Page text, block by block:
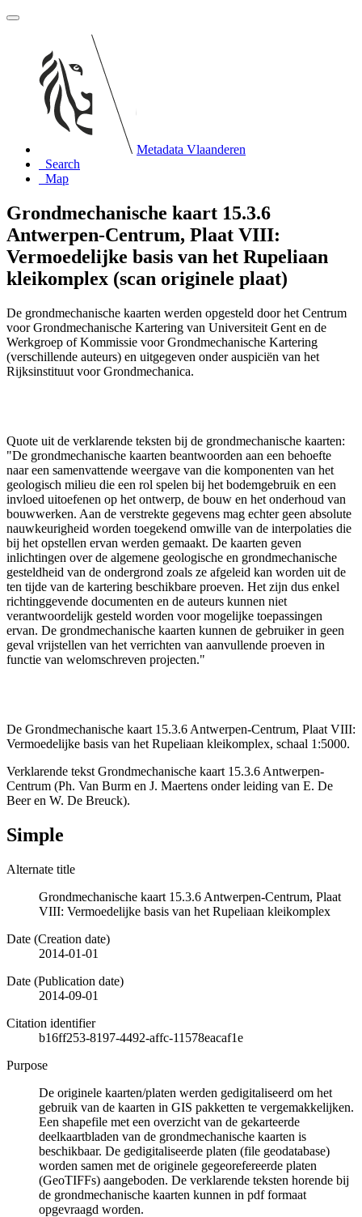
Metadata Vlaanderen
Search
Map
Grondmechanische kaart 15.3.6
Antwerpen-Centrum, Plaat VIII:
Vermoedelijke basis van het Rupeliaan
kleikomplex (scan originele plaat)
De grondmechanische kaarten werden opgesteld door het Centrum
voor Grondmechanische Kartering van Universiteit Gent en de
Werkgroep of Kommissie voor Grondmechanische Kartering
(verschillende auteurs) en uitgegeven onder auspiciën van het
Rijksinstituut voor Grondmechanica.
Quote uit de verklarende teksten bij de grondmechanische kaarten:
"De grondmechanische kaarten beantwoorden aan een behoefte
naar een samenvattende weergave van die komponenten van het
geologisch milieu die een rol spelen bij het bodemgebruik en een
invloed uitoefenen op het ontwerp, de bouw en het onderhoud van
bouwwerken. Aan de verstrekte gegevens mag echter geen absolute
nauwkeurigheid worden toegekend omwille van de interpolaties die
bij het opstellen ervan werden gemaakt. De kaarten geven
inlichtingen over de algemene geologische en grondmechanische
gesteldheid van de ondergrond zoals ze afgeleid kan worden uit de
ten tijde van de kartering beschikbare proeven. Het zijn dus enkel
richtinggevende documenten en de auteurs kunnen niet
verantwoordelijk gesteld worden voor mogelijke toepassingen
ervan. De grondmechanische kaarten kunnen de gebruiker in geen
geval vrijstellen van het verrichten van aanvullende proeven in
functie van welomschreven projecten."
De Grondmechanische kaart 15.3.6 Antwerpen-Centrum, Plaat VIII:
Vermoedelijke basis van het Rupeliaan kleikomplex, schaal 1:5000.
Verklarende tekst Grondmechanische kaart 15.3.6 Antwerpen-
Centrum (Ph. Van Burm en J. Maertens onder leiding van E. De
Beer en W. De Breuck).
Simple
Alternate title
Grondmechanische kaart 15.3.6 Antwerpen-Centrum, Plaat
VIII: Vermoedelijke basis van het Rupeliaan kleikomplex
Date (Creation date)
2014-01-01
Date (Publication date)
2014-09-01
Citation identifier
b16ff253-8197-4492-affc-11578eacaf1e
Purpose
De originele kaarten/platen werden gedigitaliseerd om het
gebruik van de kaarten in GIS pakketten te vergemakkelijken.
Een shapefile met een overzicht van de gekarteerde
deelkaartbladen van de grondmechanische kaarten is
beschikbaar. De gedigitaliseerde platen (file geodatabase)
worden samen met de originele gegeorefereerde platen
(GeoTIFFs) aangeboden. De verklarende teksten horende bij
de grondmechanische kaarten kunnen in pdf formaat
opgevraagd worden.